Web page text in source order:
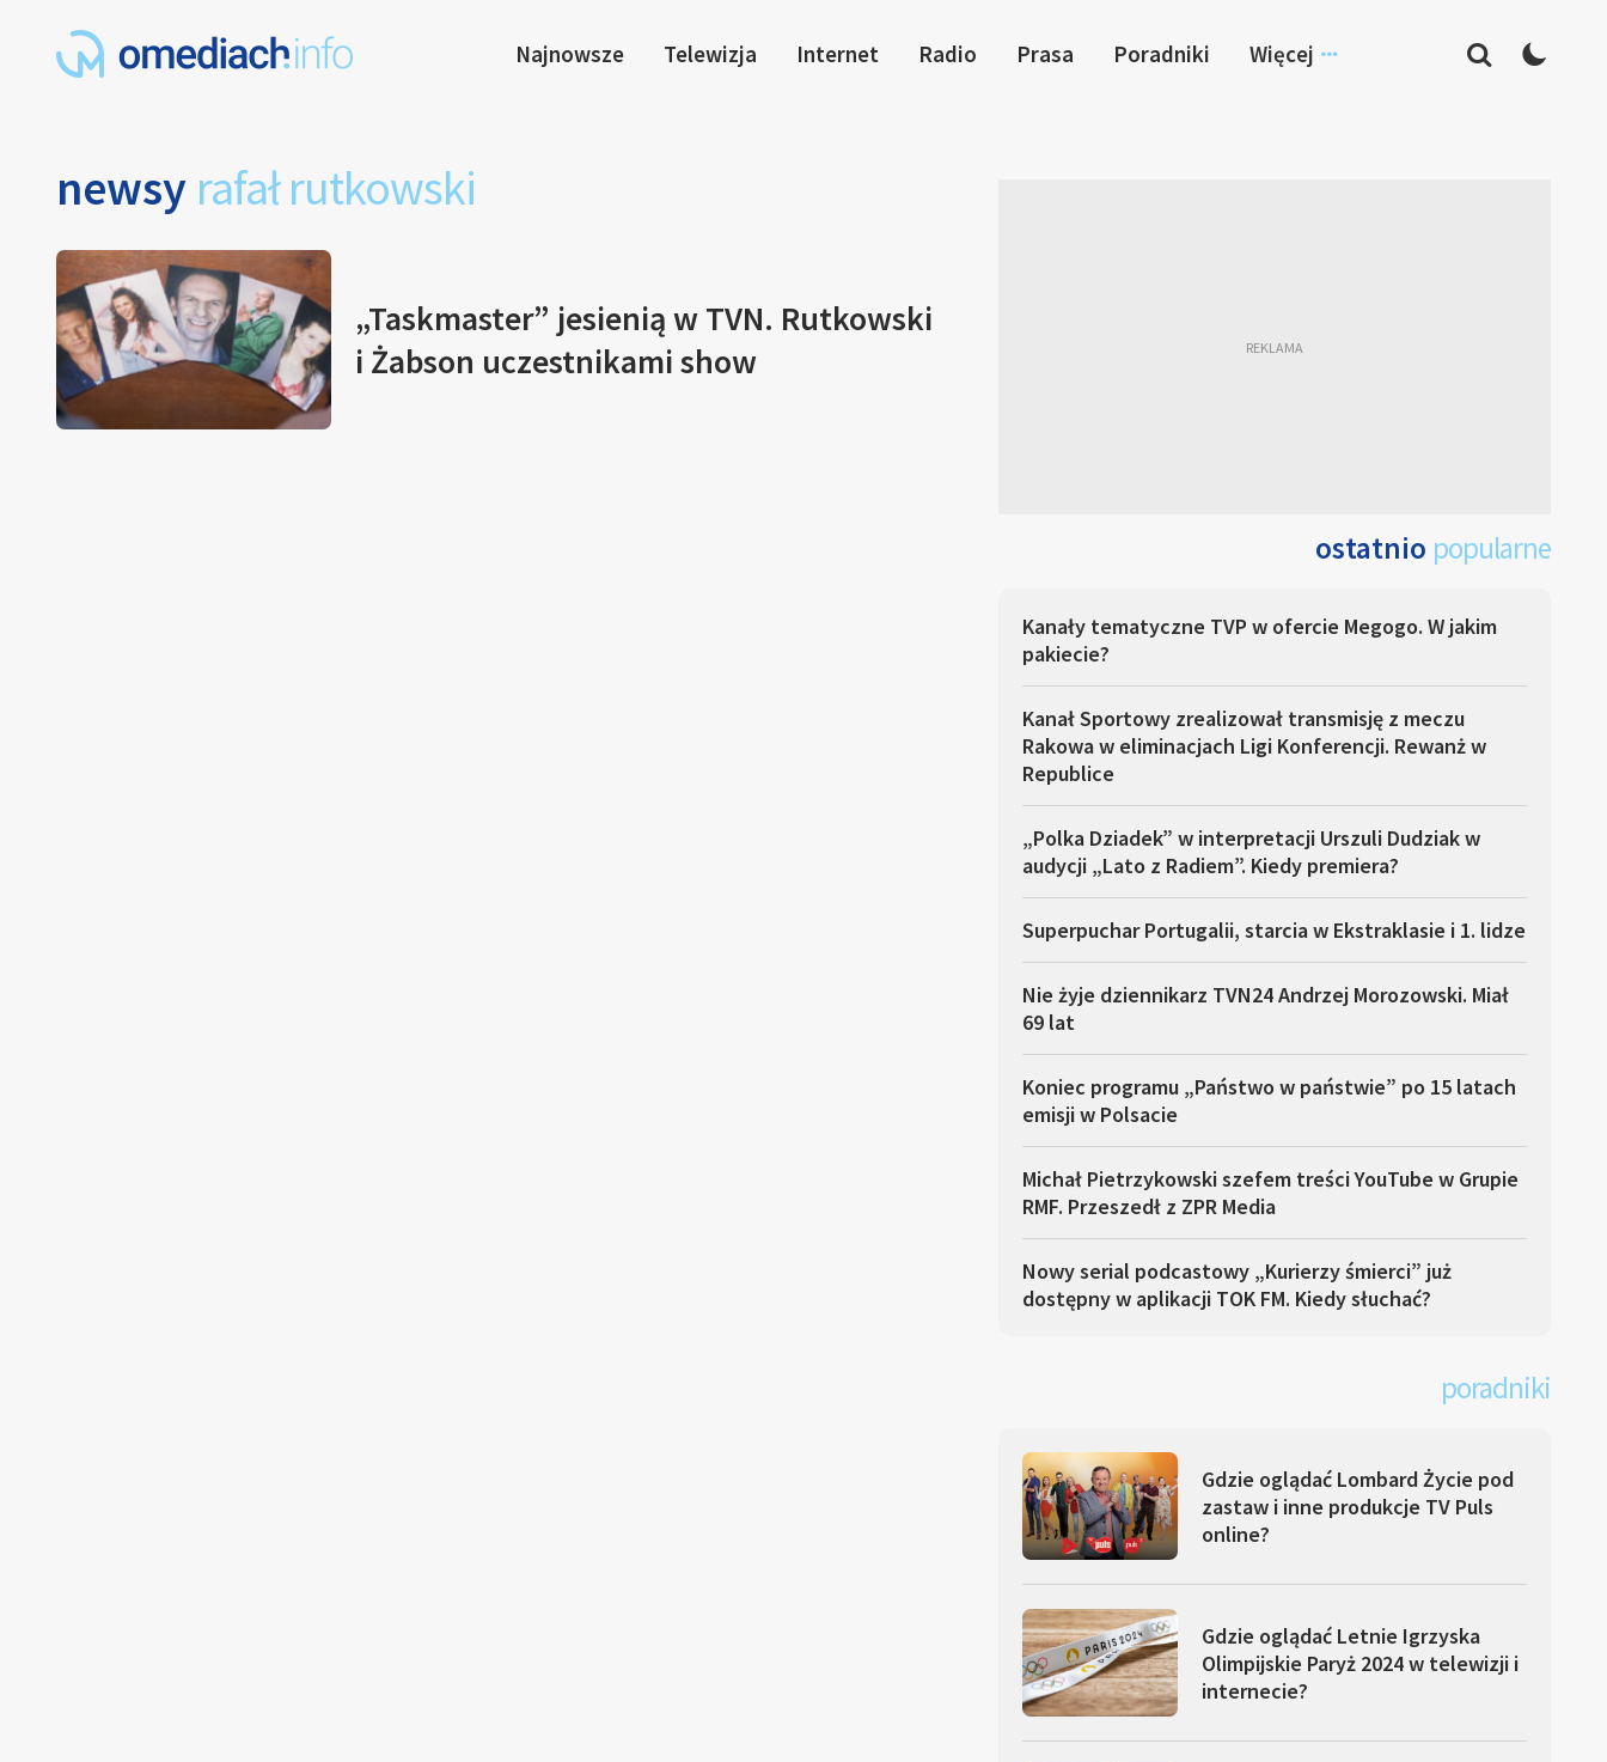
Najnowsze Telewizja Internet Radio Prasa Poradniki Więcej
newsy rafał rutkowski
„Taskmaster” jesienią w TVN. Rutkowski
i Żabson uczestnikami show
ostatnio popularne
Kanały tematyczne TVP w ofercie Megogo. W jakim
pakiecie?
Kanał Sportowy zrealizował transmisję z meczu
Rakowa w eliminacjach Ligi Konferencji. Rewanż w
Republice
„Polka Dziadek” w interpretacji Urszuli Dudziak w
audycji „Lato z Radiem”. Kiedy premiera?
Superpuchar Portugalii, starcia w Ekstraklasie i 1. lidze
Nie żyje dziennikarz TVN24 Andrzej Morozowski. Miał
69 lat
Koniec programu „Państwo w państwie” po 15 latach
emisji w Polsacie
Michał Pietrzykowski szefem treści YouTube w Grupie
RMF. Przeszedł z ZPR Media
Nowy serial podcastowy „Kurierzy śmierci” już
dostępny w aplikacji TOK FM. Kiedy słuchać?
poradniki
Gdzie oglądać Lombard Życie pod
zastaw i inne produkcje TV Puls
online?
Gdzie oglądać Letnie Igrzyska
Olimpijskie Paryż 2024 w telewizji i
internecie?